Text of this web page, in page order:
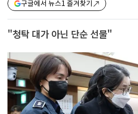
구글에서 뉴스1 즐겨찾기
"청탁 대가 아닌 단순 선물"